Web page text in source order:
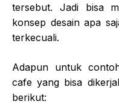
tersebut. Jadi bisa
konsep desain apa
terkecuali.
Adapun untuk
cafe yang bisa
berikut: